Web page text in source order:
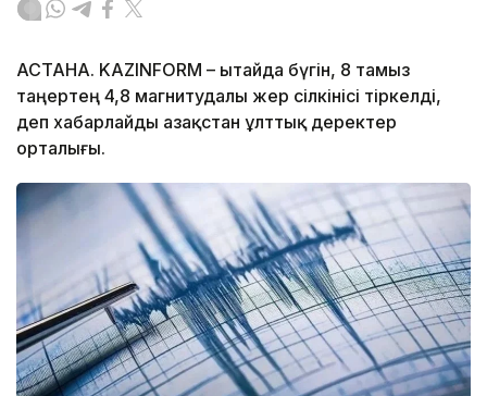
АСТАНА. KAZINFORM – Қытайда бүгін, 8 тамыз
таңертең 4,8 магнитудалы жер сілкінісі тіркелді,
деп хабарлайды Қазақстан ұлттық деректер
орталығы.